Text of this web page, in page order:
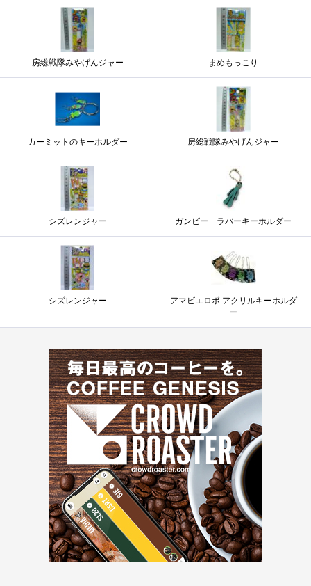
房総戦隊みやげんジャー まめもっこり
カーミットのキーホルダー 房総戦隊みやげんジャー
シズレンジャー ガンビー ラバーキーホルダー
シズレンジャー
アマビエロボ アクリルキーホルダ
ー